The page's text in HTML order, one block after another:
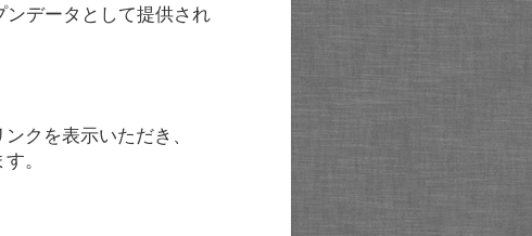
データとして提供され
クを表示いただき、
。